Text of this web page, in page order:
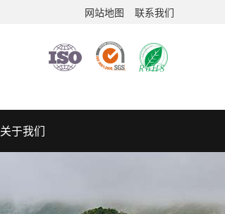
网站地图 联系我们
关于我们